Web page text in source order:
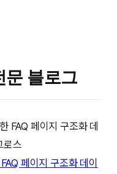
문 블로그
페이지 구조화 데이